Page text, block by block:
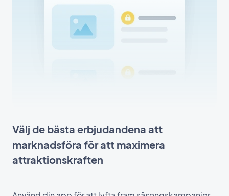
Välj de bästa erbjudandena att
marknadsföra för att maximera
attraktionskraften